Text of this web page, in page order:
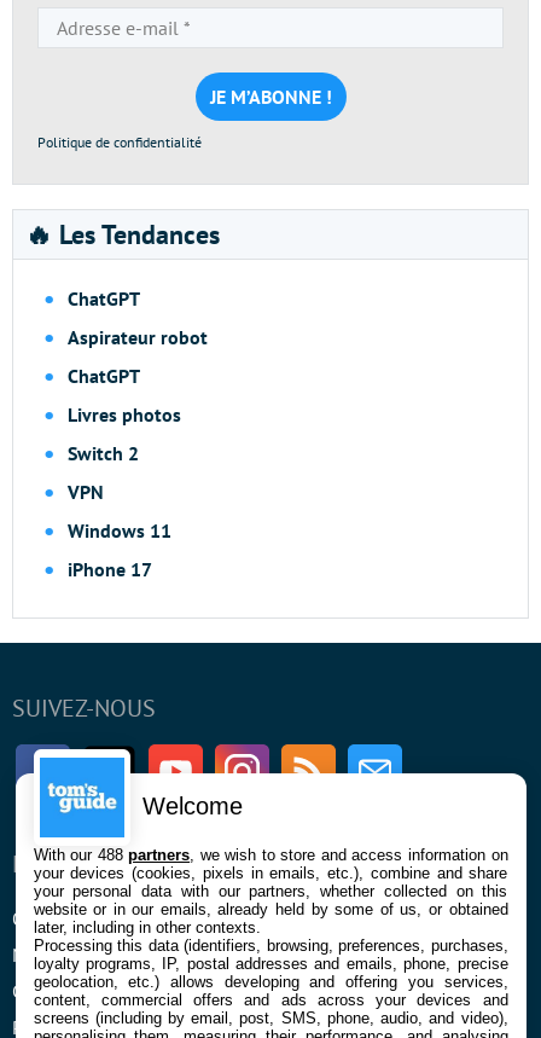
e-
mail
*
Politique de confidentialité
🔥 Les Tendances
ChatGPT
Aspirateur robot
ChatGPT
Livres photos
Switch 2
VPN
Windows 11
iPhone 17
SUIVEZ-NOUS
FacebookTwitter Youtube InstagramRSS Newsletter
ENTREPRISE
Qui sommes nous
Mentions légales et CGU
Confidentialité et Cookies
Préférences cookies
À PROPOS
La rédaction
Contact
Welcome
With our 488partners , we wish to store and access information on
your devices (cookies, pixels in emails, etc.), combine and share
your personal data with our partners, whether collected on this
website or in our emails, already held by some of us, or obtained
later, including in other contexts.
Processing this data (identifiers, browsing, preferences, purchases,
loyalty programs, IP, postal addresses and emails, phone, precise
geolocation, etc.) allows developing and offering you services,
content, commercial offers and ads across your devices and
screens (including by email, post, SMS, phone, audio, and video),